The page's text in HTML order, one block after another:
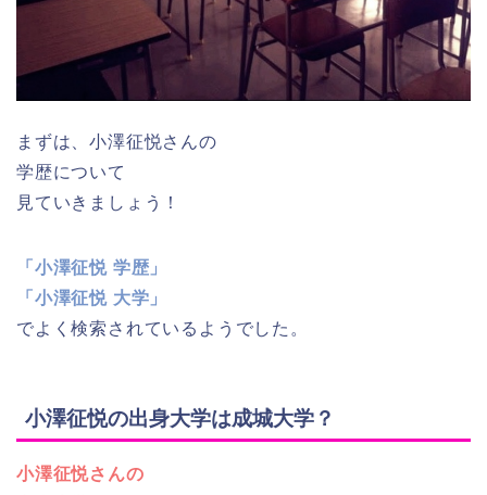
まずは、小澤征悦さんの
学歴について
見ていきましょう！
「小澤征悦 学歴」
「小澤征悦 大学」
でよく検索されているようでした。
小澤征悦の出身大学は成城大学？
小澤征悦さんの